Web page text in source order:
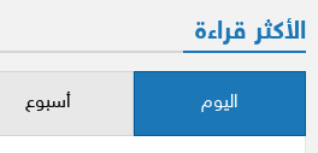
الأكثر قراءة
اليوم أسبوع